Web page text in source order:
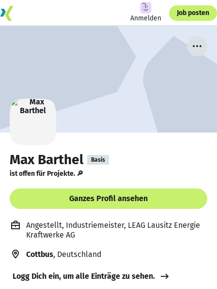
Anmelden
Job posten
Max Barthel Basis
ist offen für Projekte. 🔎
Ganzes Profil ansehen
Angestellt, Industriemeister, LEAG Lausitz Energie
Kraftwerke AG
Cottbus, Deutschland
Logg Dich ein, um alle Einträge zu sehen.